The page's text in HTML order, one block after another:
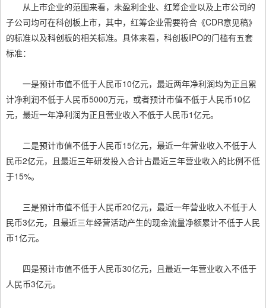
从上市企业的范围来看，未盈利企业、红筹企业以及上市公司的
子公司均可在科创板上市，其中，红筹企业需要符合《CDR意见稿》
的标准以及科创板的相关标准。具体来看，科创板IPO的门槛有五套
标准：
一是预计市值不低于人民币10亿元，最近两年净利润均为正且累
计净利润不低于人民币5000万元，或者预计市值不低于人民币10亿
元，最近一年净利润为正且营业收入不低于人民币1亿元。
二是预计市值不低于人民币15亿元，最近一年营业收入不低于人
民币2亿元，且最近三年研发投入合计占最近三年营业收入的比例不低
于15%。
三是预计市值不低于人民币20亿元，最近一年营业收入不低于人
民币3亿元，且最近三年经营活动产生的现金流量净额累计不低于人民
币1亿元。
四是预计市值不低于人民币30亿元，且最近一年营业收入不低于
人民币3亿元。